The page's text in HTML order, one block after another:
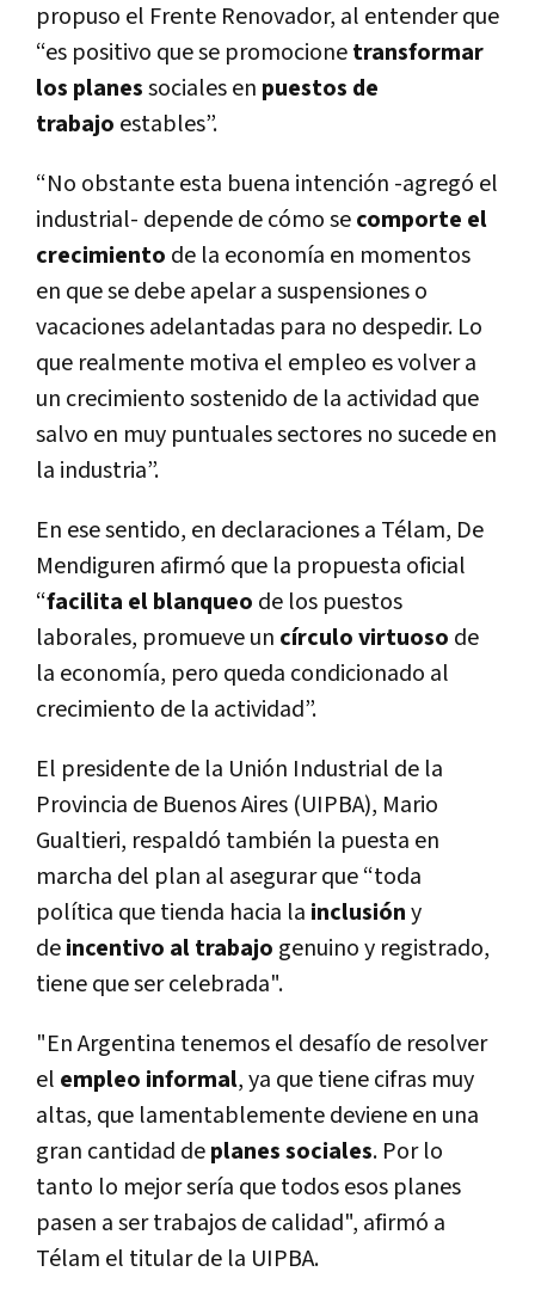
propuso el Frente Renovador, al entender que
“es positivo que se promocionetransformar
los planessociales en puestos de
trabajo estables”.
“No obstante esta buena intención -agregó el
industrial- depende de cómo secomporte el
crecimiento de la economía en momentos
en que se debe apelar a suspensiones o
vacaciones adelantadas para no despedir. Lo
que realmente motiva el empleo es volver a
un crecimiento sostenido de la actividad que
salvo en muy puntuales sectores no sucede en
la industria”.
En ese sentido, en declaraciones a Télam, De
Mendiguren afirmó que la propuesta oficial
“facilita el blanqueo de los puestos
laborales, promueve un círculo virtuoso de
la economía, pero queda condicionado al
crecimiento de la actividad”.
El presidente de la Unión Industrial de la
Provincia de Buenos Aires (UIPBA), Mario
Gualtieri, respaldó también la puesta en
marcha del plan al asegurar que “toda
política que tienda hacia la inclusióny
deincentivo al trabajo genuino y registrado,
tiene que ser celebrada".
"En Argentina tenemos el desafío de resolver
el empleo informal, ya que tiene cifras muy
altas, que lamentablemente deviene en una
gran cantidad deplanes sociales. Por lo
tanto lo mejor sería que todos esos planes
pasen a ser trabajos de calidad", afirmó a
Télam el titular de la UIPBA.